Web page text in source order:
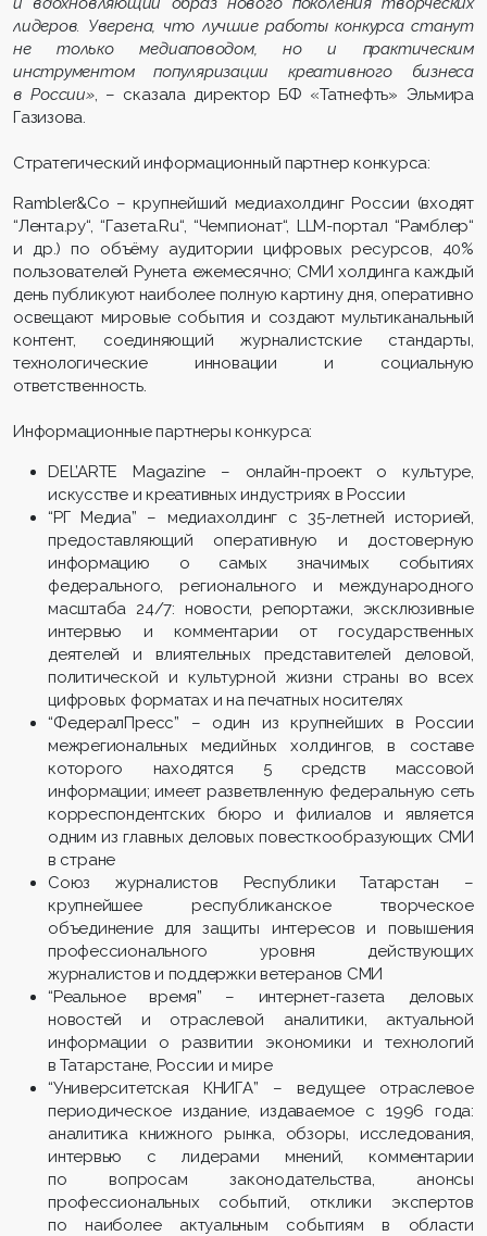
лидеров. Уверена, что лучшие работы конкурса станут
не только медиаповодом, но и практическим
инструментом популяризации креативного бизнеса
в России», – сказала директор БФ «Татнефть» Эльмира
Газизова.
Стратегический информационный партнер конкурса:
Rambler&Co – крупнейший медиахолдинг России (входят
“Лента.ру“, “Газета.Ru“, “Чемпионат“, LLM-портал “Рамблер“
и др.) по объёму аудитории цифровых ресурсов, 40%
пользователей Рунета ежемесячно; СМИ холдинга каждый
день публикуют наиболее полную картину дня, оперативно
освещают мировые события и создают мультиканальный
контент, соединяющий журналистские стандарты,
технологические инновации и социальную
ответственность.
Информационные партнеры конкурса:
DEL’ARTE Magazine – онлайн-проект о культуре,
искусстве и креативных индустриях в России
“РГ Медиа” – медиахолдинг с 35-летней историей,
предоставляющий оперативную и достоверную
информацию о самых значимых событиях
федерального, регионального и международного
масштаба 24/7: новости, репортажи, эксклюзивные
интервью и комментарии от государственных
деятелей и влиятельных представителей деловой,
политической и культурной жизни страны во всех
цифровых форматах и на печатных носителях
“ФедералПресс” – один из крупнейших в России
межрегиональных медийных холдингов, в составе
которого находятся 5 средств массовой
информации; имеет разветвленную федеральную сеть
корреспондентских бюро и филиалов и является
одним из главных деловых повесткообразующих СМИ
в стране
Союз журналистов Республики Татарстан –
крупнейшее республиканское творческое
объединение для защиты интересов и повышения
профессионального уровня действующих
журналистов и поддержки ветеранов СМИ
“Реальное время” – интернет-газета деловых
новостей и отраслевой аналитики, актуальной
информации о развитии экономики и технологий
в Татарстане, России и мире
“Университетская КНИГА” – ведущее отраслевое
периодическое издание, издаваемое с 1996 года:
аналитика книжного рынка, обзоры, исследования,
интервью с лидерами мнений, комментарии
по вопросам законодательства, анонсы
профессиональных событий, отклики экспертов
по наиболее актуальным событиям в области